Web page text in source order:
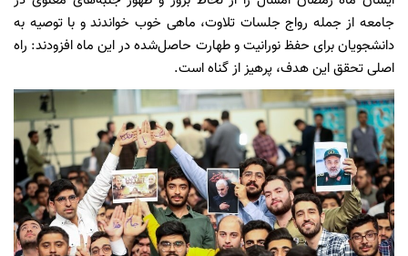
جامعه از جمله رواج جلسات تلاوت، ماهی خوب خواندند و با توصیه به
دانشجویان برای حفظ نورانیت و طهارت حاصل‌شده در این ماه افزودند: راه
اصلی تحقق این هدف، پرهیز از گناه است.